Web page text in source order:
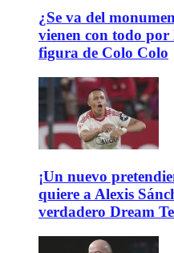
¿Se va del
vienen con todo por
figura de Colo Colo
¡Un nuevo
quiere a Alexis
verdadero Dream